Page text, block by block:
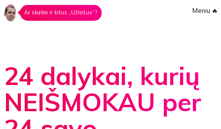
Ar skaitei ir kitus „Užrašus“? Meniu 🔥
24 dalykai, kurių
NEIŠMOKAU per